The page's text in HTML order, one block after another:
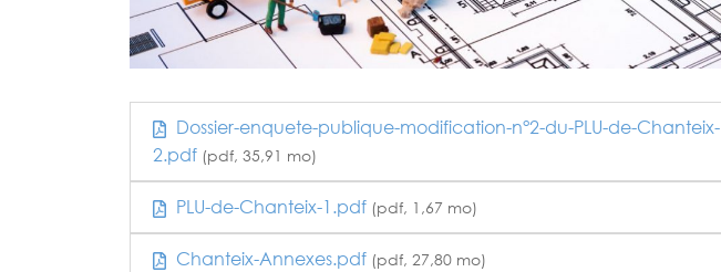
Dossier-enquete-publique-modification-n°2-du-PLU-de-Chanteix-
2.pdf (pdf, 35,91 mo)
PLU-de-Chanteix-1.pdf (pdf, 1,67 mo)
Chanteix-Annexes.pdf (pdf, 27,80 mo)